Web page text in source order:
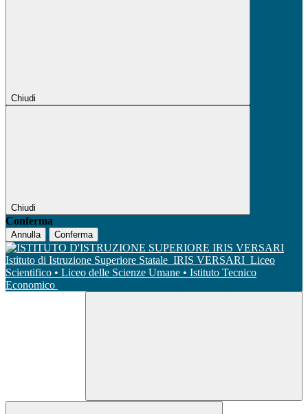
Chiudi
Chiudi
Conferma
Annulla Conferma
Istituto di Istruzione Superiore Statale IRIS VERSARI Liceo
Scientifico • Liceo delle Scienze Umane • Istituto Tecnico
Economico